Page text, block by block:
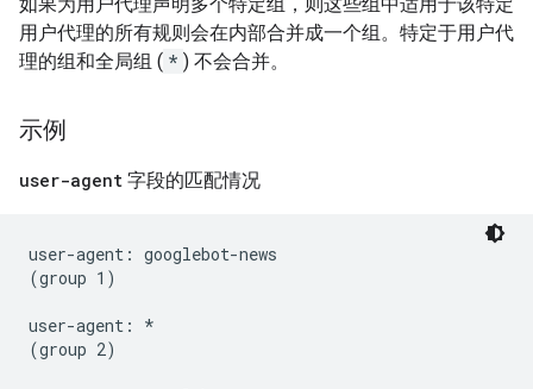
用户代理的所有规则会在内部合并成一个组。特定于用户代
理的组和全局组 ( * ) 不会合并。
示例
user-agent 字段的匹配情况
user-agent: googlebot-news
(group 1)
user-agent: *
(group 2)